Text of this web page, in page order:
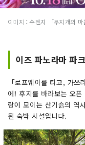
이미지 : 슈젠지 「무지개의 마
이즈 파노라마 파
「로프웨이를 타고, 가
에! 후지를 바라보는 오
랑이 모이는 산기슭의 역
된 숙박 시설입니다.